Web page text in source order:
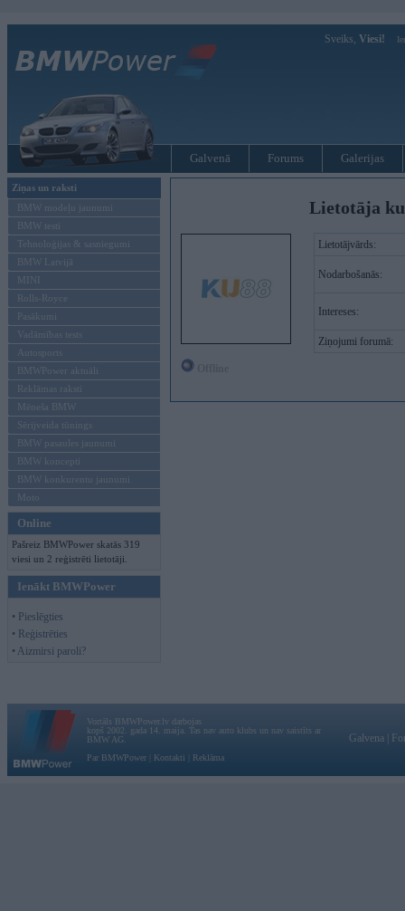
Sveiks, Viesi!
Galvenā Forums Galerijas
Ziņas un raksti
BMW modeļu jaunumi
BMW testi
Tehnoloģijas & sasniegumi
BMW Latvijā
MINI
Rolls-Royce
Pasākumi
Vadāmības tests
Autosports
BMWPower aktuāli
Reklāmas raksti
Mēneša BMW
Sērijveida tūnings
BMW pasaules jaunumi
BMW koncepti
BMW konkurentu jaunumi
Moto
Online
Pašreiz BMWPower skatās 319
viesi un 2 reģistrēti lietotāji.
Ienākt BMWPower
• Pieslēgties
• Reģistrēties
• Aizmirsi paroli?
Lietotāja
Lietotājvārds:
Nodarbošanās:
Intereses:
Ziņojumi forumā:
Vortāls BMWPower.lv darbojas
kopš 2002. gada 14. maija. Tas nav auto klubs un nav saistīts ar
BMW AG.
Par BMWPower
Kontakti Reklāma
Galvena